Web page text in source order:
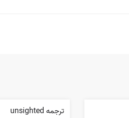
ترجمه unsighted